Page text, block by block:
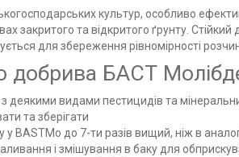
культур, особливо
закритого та відкритого ґрунту.
для збереження рівномірності
добрива БАСТ
деякими видами пестицидів та
та зберігати
ВАSTМо до 7-ти разів вищий, ніж в
і змішування в баку для